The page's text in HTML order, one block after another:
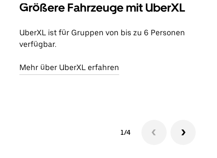
Größere Fahrzeuge mit UberXL
UberXL ist für Gruppen von bis zu 6 Personen
verfügbar.
Mehr über UberXL erfahren
1/4